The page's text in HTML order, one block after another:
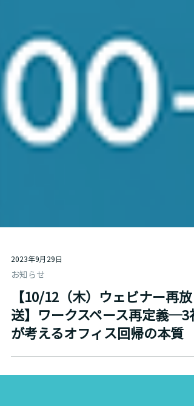
お知らせ
【10/12（木）ウェビナー再放
送】ワークスペース再定義─3社
が考えるオフィス回帰の本質